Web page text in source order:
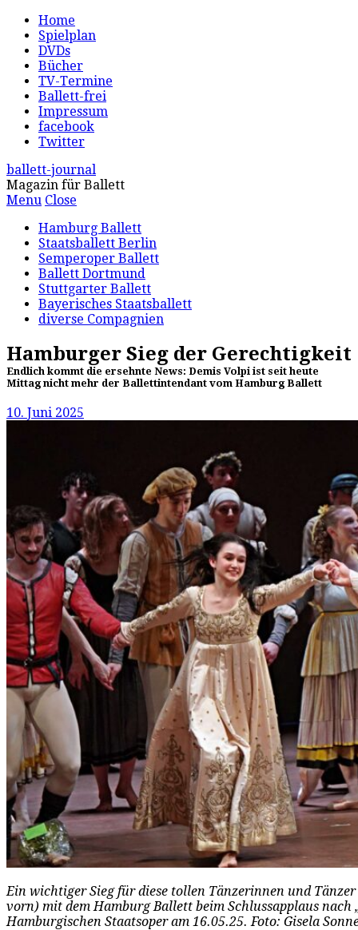
Home
Spielplan
DVDs
Bücher
TV-Termine
Ballett-frei
Impressum
facebook
Twitter
ballett-journal
Magazin für Ballett
Menu Close
Hamburg Ballett
Staatsballett Berlin
Semperoper Ballett
Ballett Dortmund
Stuttgarter Ballett
Bayerisches Staatsballett
diverse Compagnien
Hamburger Sieg der Gerechtigkeit
Endlich kommt die ersehnte News: Demis Volpi ist seit heute
Mittag nicht mehr der Ballettintendant vom Hamburg Ballett
10. Juni 2025
Ein wichtiger Sieg für diese tollen Tänzerinnen und
vorn) mit dem Hamburg Ballett beim Schlussapplaus nach
Hamburgischen Staatsoper am 16.05.25. Foto: Gisela